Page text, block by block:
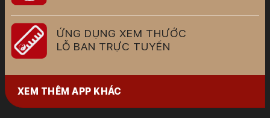
ỨNG DỤNG XEM THƯỚC
LỖ BAN TRỰC TUYẾN
XEM THÊM APP KHÁC